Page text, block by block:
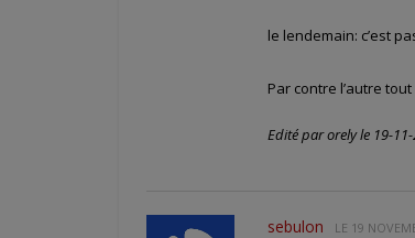
le lendemain: c’est
Par contre l’autre
Edité par orely le 19-
sebulon LE 19